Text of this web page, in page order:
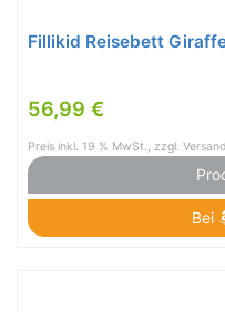
Fillikid Reisebett
56,99 €
Preis inkl. 19 % MwSt., zzgl.
Bei